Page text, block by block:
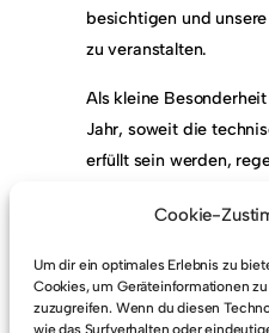
Cookie-
Um dir ein optimales Erlebnis zu
Cookies, um Geräteinformationen
zuzugreifen. Wenn du diesen
wie das Surfverhalten oder
besichtigen und
zu veranstalten.
Als kleine
Jahr, soweit die
erfüllt sein werden,
Daheimgebliebenen
Wir freuen uns auf eine